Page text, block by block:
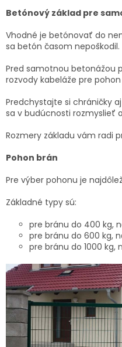
Betónový základ pre
Vhodné je betónovať do
sa betón časom nepoškodil.
Pred samotnou betonážou
rozvody kabeláže pre
Predchystajte si chráničky
sa v budúcnosti rozmyslieť
Rozmery základu vám radi
Pohon brán
Pre výber pohonu je
Základné typy sú:
pre bránu do 400 kg,
pre bránu do 600 kg,
pre bránu do 1000 kg,